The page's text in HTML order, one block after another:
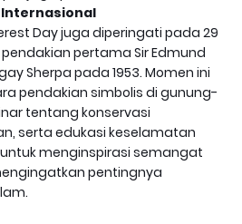
Internasional
Day juga diperingati pada 29
pertama Sir Edmund
Sherpa pada 1953. Momen ini
pendakian simbolis di gunung-
tentang konservasi
serta edukasi keselamatan
menginspirasi semangat
pentingnya